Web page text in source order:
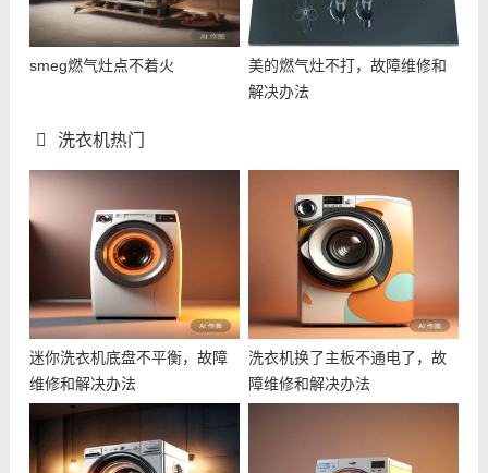
smeg燃气灶点不着火
美的燃气灶不打，故障维修和
解决办法
洗衣机热门
迷你洗衣机底盘不平衡，故障
维修和解决办法
洗衣机换了主板不通电了，故
障维修和解决办法